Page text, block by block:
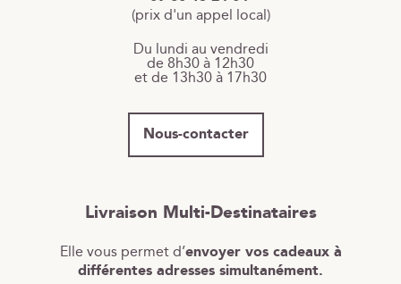
(prix d'un appel local)
Du lundi au vendredi
de 8h30 à 12h30
et de 13h30 à 17h30
Nous-contacter
Livraison Multi-Destinataires
Elle vous permet d’envoyer vos cadeaux à
différentes adresses simultanément.